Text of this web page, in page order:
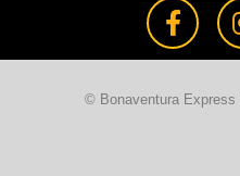
© Bonaventura